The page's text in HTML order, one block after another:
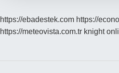
https://ebadestek.com https://
https://meteovista.com.tr knight